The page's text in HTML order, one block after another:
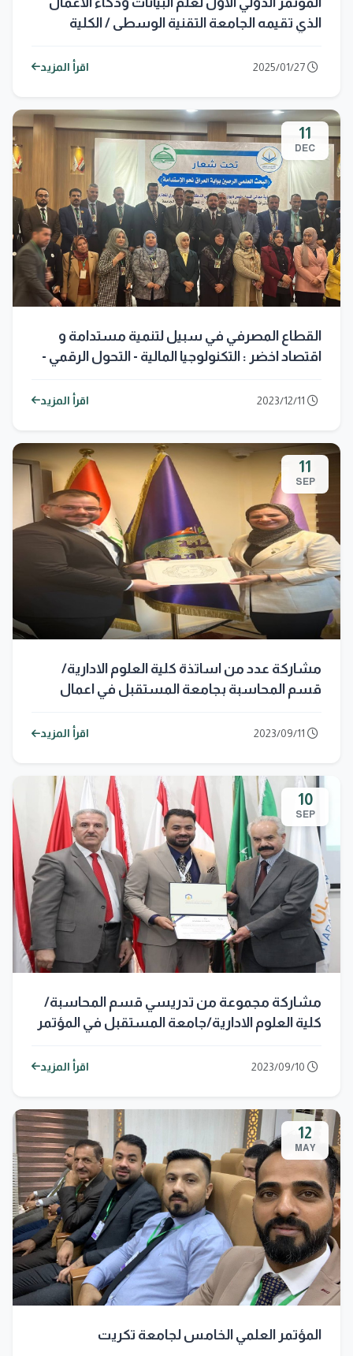
الذي تقيمه الجامعة التقنية الوسطى / الكلية
اقرأ المزيد
11
DEC
القطاع المصرفي في سبيل لتنمية مستدامة و
اقتصاد اخضر : التكنولوجيا المالية - التحول الرقمي -
اقرأ المزيد
11
SEP
مشاركة عدد من اساتذة كلية العلوم الادارية/
قسم المحاسبة بجامعة المستقبل في اعمال
عشر الذي اقامته كلية الادارة والاقتصاد / الجامعة
اقرأ المزيد
10
SEP
مشاركة مجموعة من تدريسي قسم المحاسبة/
كلية العلوم الادارية/جامعة المستقبل في المؤتمر
الموسوم ب
اقرأ المزيد
12
MAY
المؤتمر العلمي الخامس لجامعة تكريت